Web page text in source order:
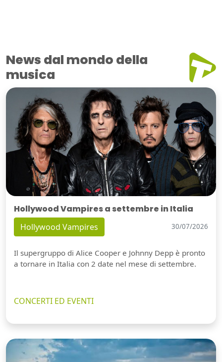
News dal mondo della
musica
Hollywood Vampires a settembre in Italia
Hollywood Vampires 30/07/2026
Il supergruppo di Alice Cooper e Johnny Depp è pronto
a tornare in Italia con 2 date nel mese di settembre.
CONCERTI ED EVENTI